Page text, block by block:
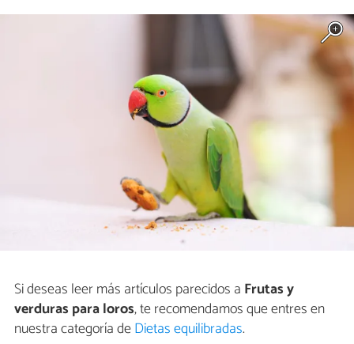
Si deseas leer más artículos parecidos a Frutas y
verduras para loros, te recomendamos que entres en
nuestra categoría deDietas equilibradas.